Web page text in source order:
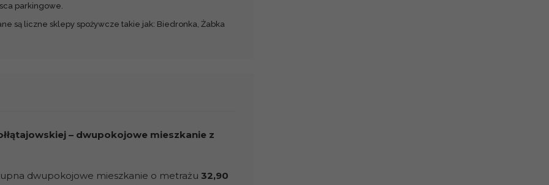
parkingowe.
są liczne sklepy spożywcze takie jak: Biedronka, Żabka
– dwupokojowe mieszkanie z
dwupokojowe mieszkanie o metrażu 32,90